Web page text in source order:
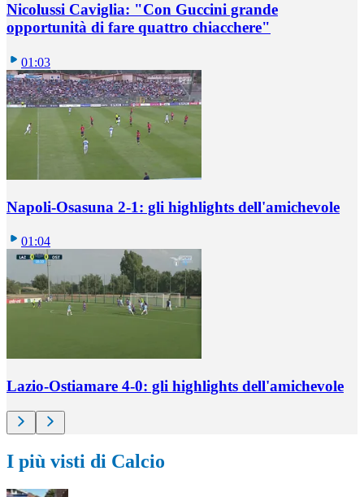
Nicolussi Caviglia: "Con Guccini grande
opportunità di fare quattro chiacchere"
01:03
Napoli-Osasuna 2-1: gli highlights dell'amichevole
01:04
Lazio-Ostiamare 4-0: gli highlights dell'amichevole
I più visti di Calcio